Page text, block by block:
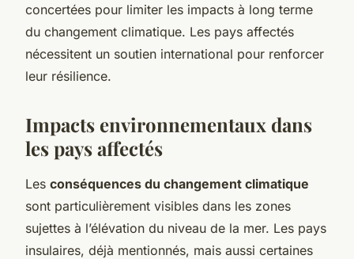
concertées pour limiter les impacts à long terme
du changement climatique. Les pays affectés
nécessitent un soutien international pour renforcer
leur résilience.
Impacts environnementaux dans
les pays affectés
Les conséquences du changement climatique
sont particulièrement visibles dans les zones
sujettes à l’élévation du niveau de la mer. Les pays
insulaires, déjà mentionnés, mais aussi certaines